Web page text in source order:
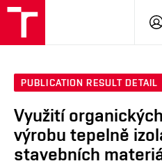
PUBLICATION RESULT DETAIL
Využití
výrobu tepelně
stavebních